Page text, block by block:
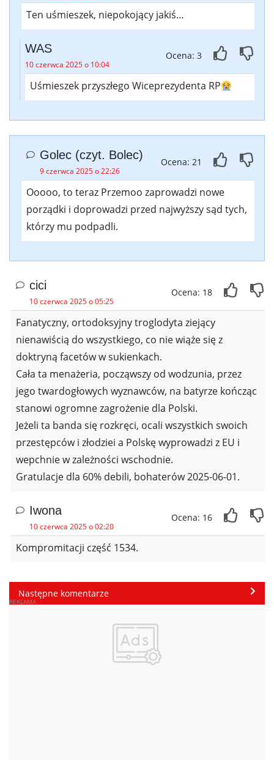
Ten uśmieszek, niepokojący jakiś…
WAS
10 czerwca 2025 o 10:04
Ocena: 3
Uśmieszek przyszłego Wiceprezydenta RP
Golec (czyt. Bolec)
9 czerwca 2025 o 22:26
Ocena: 21
Ooooo, to teraz Przemoo zaprowadzi nowe
porządki i doprowadzi przed najwyższy sąd tych,
którzy mu podpadli.
cici
10 czerwca 2025 o 05:25
Ocena: 18
Fanatyczny, ortodoksyjny troglodyta ziejący
nienawiścią do wszystkiego, co nie wiąże się z
doktryną facetów w sukienkach.
Cała ta menażeria, począwszy od wodzunia, przez
jego twardogłowych wyznawców, na batyrze kończąc
stanowi ogromne zagrożenie dla Polski.
Jeżeli ta banda się rozkręci, ocali wszystkich swoich
przestępców i złodziei a Polskę wyprowadzi z EU i
wepchnie w zależności wschodnie.
Gratulacje dla 60% debili, bohaterów 2025-06-01.
Iwona
10 czerwca 2025 o 02:20
Ocena: 16
Kompromitacji część 1534.
Następne komentarze